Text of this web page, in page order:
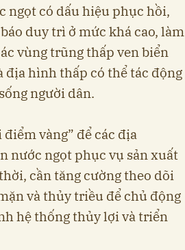
ngọt có dấu hiệu phục hồi,
duy trì ở mức khá cao, làm
vùng trũng thấp ven biển
địa hình thấp có thể tác động
người dân.
vàng” để các địa
nước ngọt phục vụ sản xuất
cần tăng cường theo dõi
và thủy triều để chủ động
hệ thống thủy lợi và triển